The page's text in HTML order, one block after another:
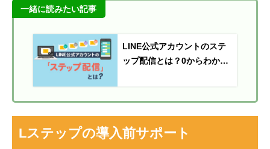
一緒に読みたい記事
LINE公式アカウントのステ
ップ配信とは？0からわかる
Lステップの導入前サポート